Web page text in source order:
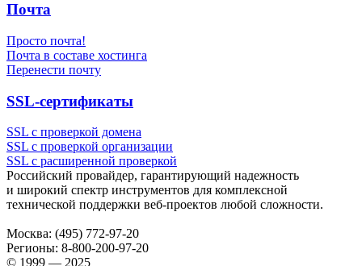
Почта
Просто почта!
Почта в составе хостинга
Перенести почту
SSL-сертификаты
SSL с проверкой домена
SSL с проверкой организации
SSL с расширенной проверкой
Российский провайдер, гарантирующий надежность
и широкий спектр инструментов для комплексной
технической поддержки веб-проектов любой сложности.
Москва: (495) 772-97-20
Регионы: 8-800-200-97-20
© 1999 — 2025